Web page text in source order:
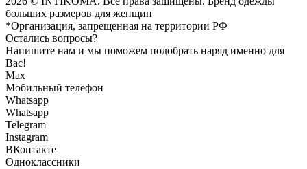
больших размеров для женщин
*Организация, запрещенная на территории РФ
Остались вопросы?
Напишите нам и мы поможем подобрать наряд именно для
Вас!
Max
Мобильный телефон
Whatsapp
Whatsapp
Telegram
Instagram
ВКонтакте
Одноклассники